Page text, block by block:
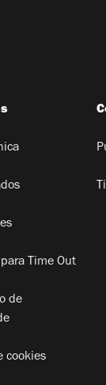
Time Out
de
cookies